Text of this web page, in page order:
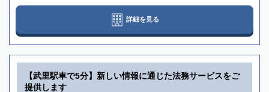
詳細を見る
【武里駅車で5分】新しい情報に通じた法務サービスをご
提供します